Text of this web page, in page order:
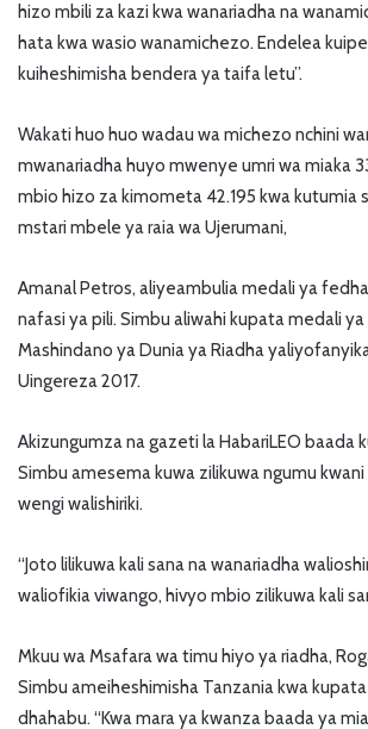
hizo mbili za kazi kwa wanariadha na
hata kwa wasio wanamichezo. Endelea
kuiheshimisha bendera ya taifa letu”.
Wakati huo huo wadau wa michezo nchini
mwanariadha huyo mwenye umri wa miaka
mbio hizo za kimometa 42.195 kwa kutumia
mstari mbele ya raia wa Ujerumani,
Amanal Petros, aliyeambulia medali ya
nafasi ya pili. Simbu aliwahi kupata medali
Mashindano ya Dunia ya Riadha
Uingereza 2017.
Akizungumza na gazeti la HabariLEO baada
Simbu amesema kuwa zilikuwa ngumu
wengi walishiriki.
“Joto lilikuwa kali sana na wanariadha
waliofikia viwango, hivyo mbio zilikuwa kali
Mkuu wa Msafara wa timu hiyo ya riadha,
Simbu ameiheshimisha Tanzania kwa
dhahabu. “Kwa mara ya kwanza baada ya